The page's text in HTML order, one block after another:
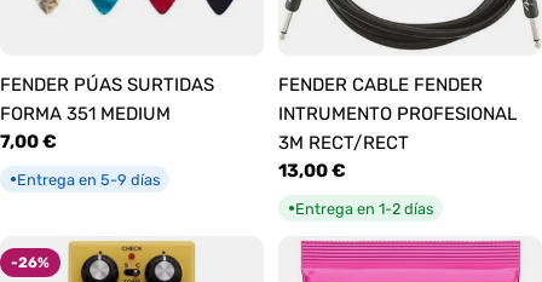
FENDER PÚAS SURTIDAS
FORMA 351 MEDIUM
Precio
habitual
7,00 €
●Entrega en 5-9 días
FENDER CABLE FENDER
INTRUMENTO PROFESIONAL
3M RECT/RECT
Precio
habitual
13,00 €
●Entrega en 1-2 días
-26%